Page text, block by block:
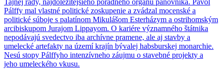
Tajnej rady, najdôležitejšieho poradného orgánu panovníka. Pavol
Pálffy mal vlastné politické zoskupenie a zvádzal mocenské a
politické súboje s palatínom Mikulášom Esterházym a ostrihomským
arcibiskupom Jurajom Lippayom. O kariére významného štátnika
nepodávajú svedectvo iba archívne pramene, ale aj stavby a
umelecké artefakty na území krajín bývalej habsburskej monarchie.
Nesú stopy Pálffyho intenzívneho záujmu o stavebné projekty a
jeho umeleckého vkusu.